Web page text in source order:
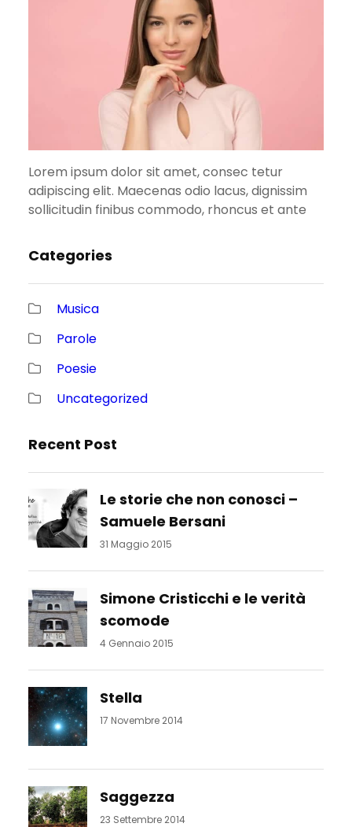
Lorem ipsum dolor sit amet, consec tetur
adipiscing elit. Maecenas odio lacus, dignissim
sollicitudin finibus commodo, rhoncus et ante
Categories
Musica
Parole
Poesie
Uncategorized
Recent Post
Le storie che non conosci –
Samuele Bersani
31 Maggio 2015
Simone Cristicchi e le verità
scomode
4 Gennaio 2015
Stella
17 Novembre 2014
Saggezza
23 Settembre 2014